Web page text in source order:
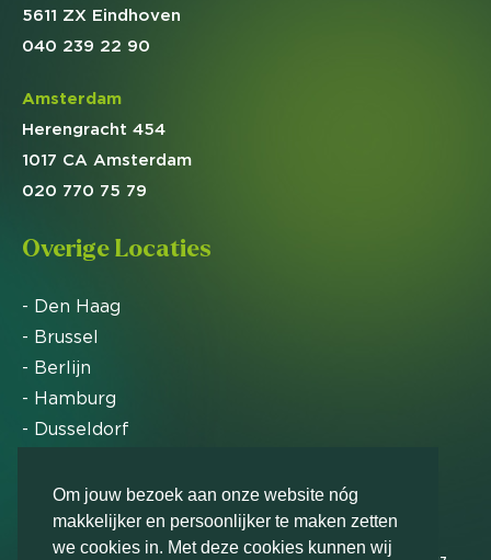
Om jouw bezoek aan onze website nóg
makkelijker en persoonlijker te maken zetten
we cookies in. Met deze cookies kunnen wij
5611 ZX Eindhoven
040 239 22 90
Amsterdam
Herengracht 454
1017 CA Amsterdam
020 770 75 79
Overige Locaties
- Den Haag
- Brussel
- Berlijn
- Hamburg
- Dusseldorf
Markteffect is door het Financieele Dagblad